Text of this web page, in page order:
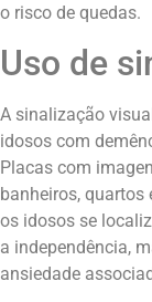
o risco de quedas.
Uso de
A sinalização
idosos com
Placas com
banheiros,
os idosos se
a independência,
ansiedade